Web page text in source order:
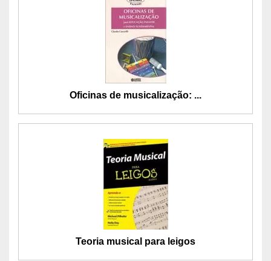
Oficinas de musicalização: ...
Teoria musical para leigos